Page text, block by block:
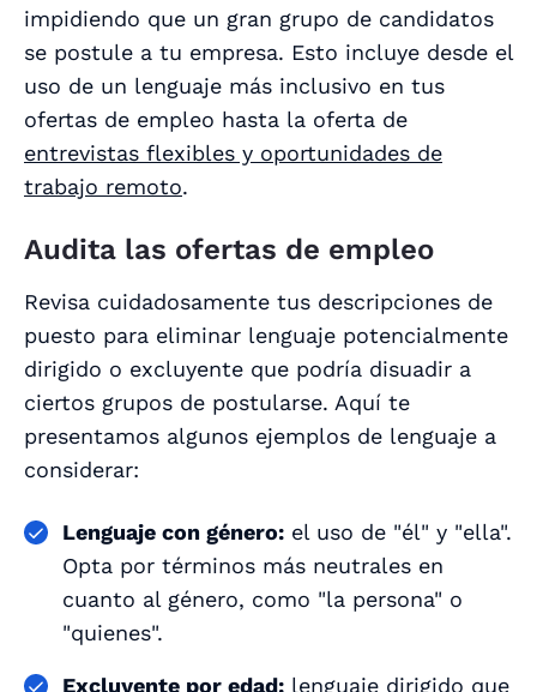
impidiendo que un gran grupo de candidatos
se postule a tu empresa. Esto incluye desde el
uso de un lenguaje más inclusivo en tus
ofertas de empleo hasta la oferta de
entrevistas flexibles y oportunidades de
trabajo remoto.
Audita las ofertas de empleo
Revisa cuidadosamente tus descripciones de
puesto para eliminar lenguaje potencialmente
dirigido o excluyente que podría disuadir a
ciertos grupos de postularse. Aquí te
presentamos algunos ejemplos de lenguaje a
considerar:
Lenguaje con género: el uso de "él" y "ella".
Opta por términos más neutrales en
cuanto al género, como "la persona" o
"quienes".
Excluyente por edad: lenguaje dirigido que